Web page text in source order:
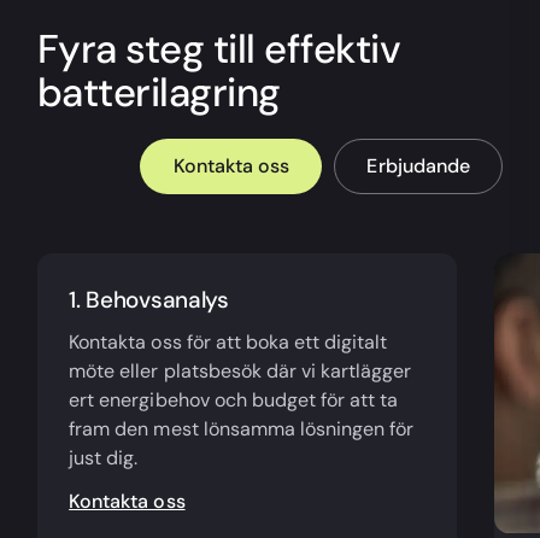
Fyra steg till effektiv
batterilagring
Kontakta oss Erbjudande
1. Behovsanalys
Kontakta oss för att boka ett digitalt
möte eller platsbesök där vi kartlägger
ert energibehov och budget för att ta
fram den mest lönsamma lösningen för
just dig.
Kontakta oss